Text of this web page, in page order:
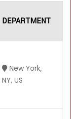
DEPARTMENT
New York,
NY, US